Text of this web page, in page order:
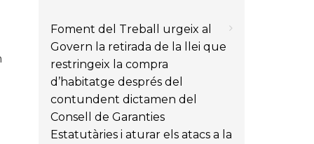
Foment del Treball urgeix al
Govern la retirada de la llei que
restringeix la compra
d’habitatge després del
contundent dictamen del
Consell de Garanties
Estatutàries i aturar els atacs a la